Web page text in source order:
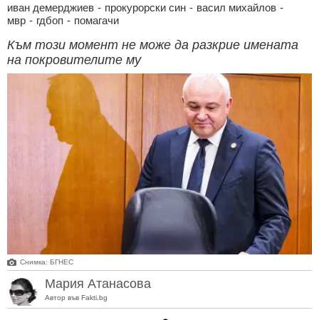
иван демерджиев - прокурорски син - васил михайлов -
мвр - гдбоп - помагачи
Към този момент не може да разкрие имената
на покровителите му
Снимка: БГНЕС
Мария Атанасова
Автор във Fakti.bg